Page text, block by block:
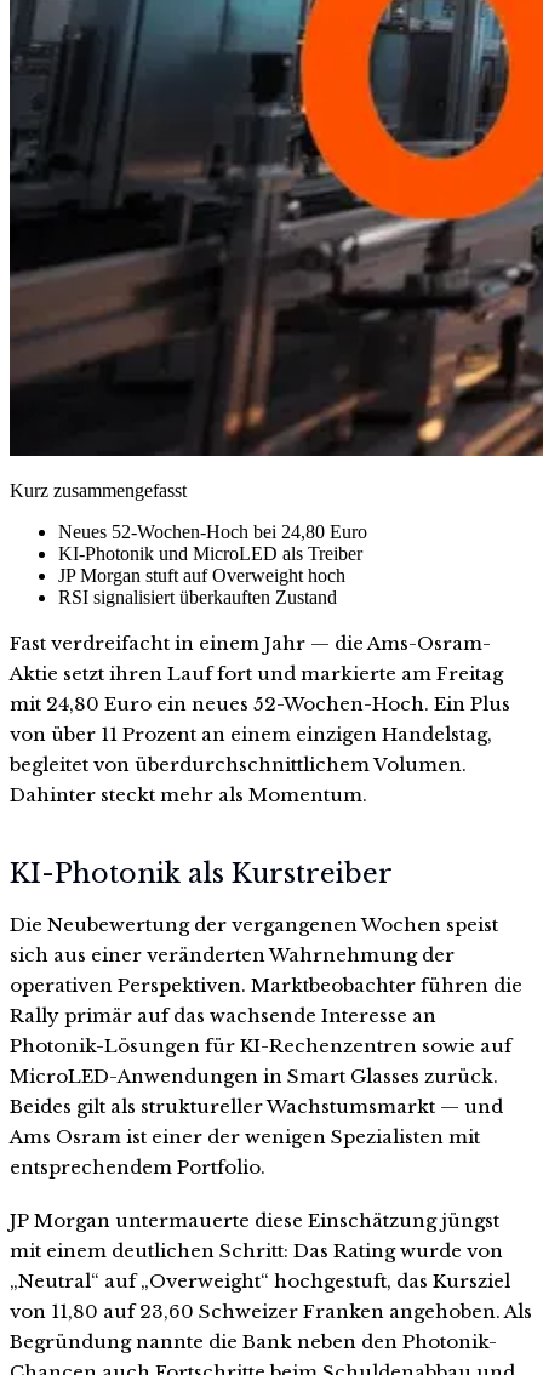
Kurz zusammengefasst
Neues 52-Wochen-Hoch bei 24,80 Euro
KI-Photonik und MicroLED als Treiber
JP Morgan stuft auf Overweight hoch
RSI signalisiert überkauften Zustand
Fast verdreifacht in einem Jahr — die Ams-Osram-
Aktie setzt ihren Lauf fort und markierte am Freitag
mit 24,80 Euro ein neues 52-Wochen-Hoch. Ein Plus
von über 11 Prozent an einem einzigen Handelstag,
begleitet von überdurchschnittlichem Volumen.
Dahinter steckt mehr als Momentum.
KI-Photonik als Kurstreiber
Die Neubewertung der vergangenen Wochen speist
sich aus einer veränderten Wahrnehmung der
operativen Perspektiven. Marktbeobachter führen die
Rally primär auf das wachsende Interesse an
Photonik-Lösungen für KI-Rechenzentren sowie auf
MicroLED-Anwendungen in Smart Glasses zurück.
Beides gilt als struktureller Wachstumsmarkt — und
Ams Osram ist einer der wenigen Spezialisten mit
entsprechendem Portfolio.
JP Morgan untermauerte diese Einschätzung jüngst
mit einem deutlichen Schritt: Das Rating wurde von
„Neutral“ auf „Overweight“ hochgestuft, das Kursziel
von 11,80 auf 23,60 Schweizer Franken angehoben. Als
Begründung nannte die Bank neben den Photonik-